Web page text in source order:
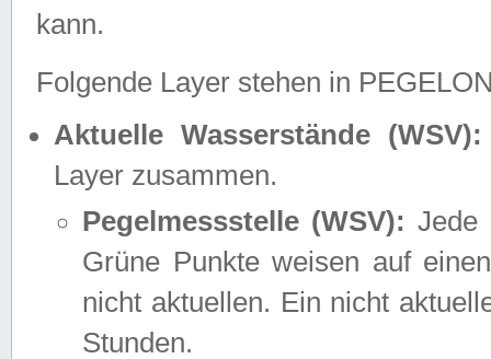
kann.
Folgende Layer stehen in
Aktuelle Wasserstände (WSV):
Layer zusammen.
Pegelmessstelle (WSV): Jede
Grüne Punkte weisen auf
nicht aktuellen. Ein nicht
Stunden.